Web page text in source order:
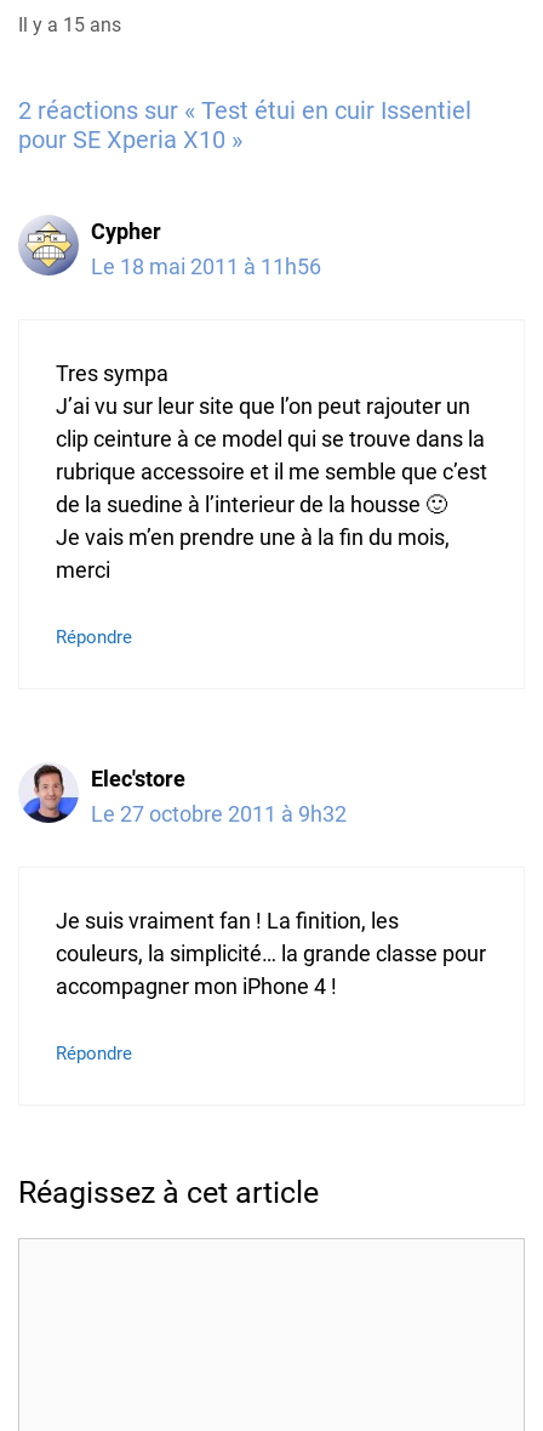
Il y a 15 ans
2 réactions sur « Test étui en cuir Issentiel
pour SE Xperia X10 »
Cypher
Le 18 mai 2011 à 11h56
Tres sympa
J’ai vu sur leur site que l’on peut rajouter un
clip ceinture à ce model qui se trouve dans la
rubrique accessoire et il me semble que c’est
de la suedine à l’interieur de la housse 🙂
Je vais m’en prendre une à la fin du mois,
merci
Répondre
Elec'store
Le 27 octobre 2011 à 9h32
Je suis vraiment fan ! La finition, les
couleurs, la simplicité… la grande classe pour
accompagner mon iPhone 4 !
Répondre
Réagissez à cet article